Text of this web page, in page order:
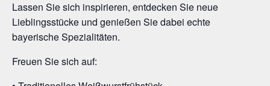
Lassen Sie sich inspirieren, entdecken Sie neue
Lieblingsstücke und genießen Sie dabei echte
bayerische Spezialitäten.
Freuen Sie sich auf: